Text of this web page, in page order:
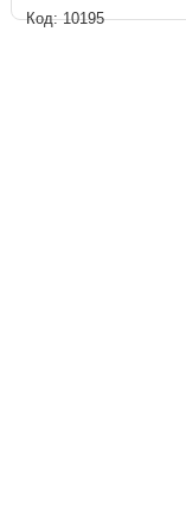
Код: 10195